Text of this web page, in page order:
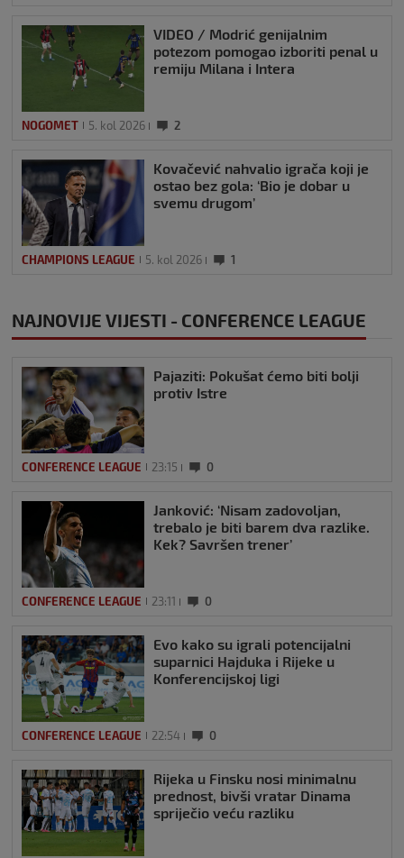
VIDEO / Modrić genijalnim
potezom pomogao izboriti penal u
remiju Milana i Intera
NOGOMET 5. kol 2026 2
Kovačević nahvalio igrača koji je
ostao bez gola: ‘Bio je dobar u
svemu drugom’
CHAMPIONS LEAGUE 5. kol 2026 1
NAJNOVIJE VIJESTI - CONFERENCE LEAGUE
Pajaziti: Pokušat ćemo biti bolji
protiv Istre
CONFERENCE LEAGUE 23:15 0
Janković: ‘Nisam zadovoljan,
trebalo je biti barem dva razlike.
Kek? Savršen trener’
CONFERENCE LEAGUE 23:11 0
Evo kako su igrali potencijalni
suparnici Hajduka i Rijeke u
Konferencijskoj ligi
CONFERENCE LEAGUE 22:54 0
Rijeka u Finsku nosi minimalnu
prednost, bivši vratar Dinama
spriječio veću razliku